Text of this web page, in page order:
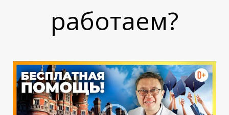
работаем?